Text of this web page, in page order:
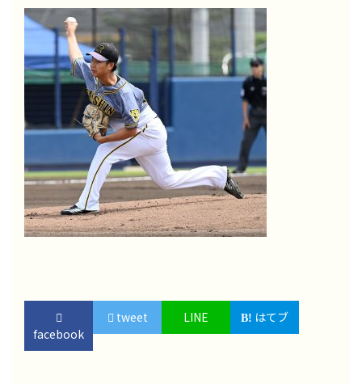
facebook
tweet LINE はてブ